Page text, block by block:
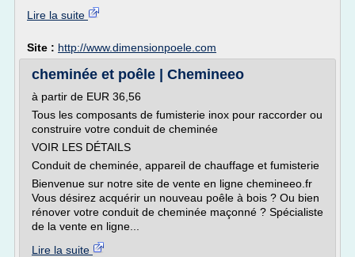
Lire la suite
Site : http://www.dimensionpoele.com
cheminée et poêle | Chemineeo
à partir de EUR 36,56
Tous les composants de fumisterie inox pour raccorder ou
construire votre conduit de cheminée
VOIR LES DÉTAILS
Conduit de cheminée, appareil de chauffage et fumisterie
Bienvenue sur notre site de vente en ligne chemineeo.fr
Vous désirez acquérir un nouveau poêle à bois ? Ou bien
rénover votre conduit de cheminée maçonné ? Spécialiste
de la vente en ligne...
Lire la suite